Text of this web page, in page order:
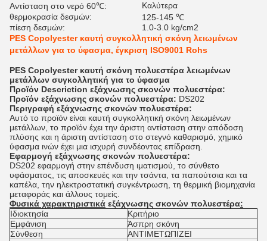
Αντίσταση στο νερό 60℃:
Καλύτερα
θερμοκρασία δεσμών:
125-145 ℃
πίεση δεσμών:
1.0-3.0 kg/cm2
PES Copolyester καυτή συγκολλητική σκόνη λειωμένων
μετάλλων για το ύφασμα, έγκριση ISO9001 Rohs
PES Copolyester καυτή σκόνη πολυεστέρα λειωμένων
μετάλλων συγκολλητική για το ύφασμα
Προϊόν Descriction εξάχνωσης σκονών πολυεστέρα:
Προϊόν εξάχνωσης σκονών πολυεστέρα: DS202
Περιγραφή εξάχνωσης σκονών πολυεστέρα:
Αυτό το προϊόν είναι καυτή συγκολλητική σκόνη λειωμένων
μετάλλων, το προϊόν έχει την άριστη αντίσταση στην απόδοση
πλύσης και η άριστη αντίσταση στο στεγνό καθαρισμό, χημικό
ύφασμα ινών έχει μια ισχυρή συνδέοντας επίδραση.
Εφαρμογή εξάχνωσης σκονών πολυεστέρα:
DS202 εφαρμογή στην επένδυση ιματισμού, το σύνθετο
υφάσματος, τις αποσκευές και την τσάντα, τα παπούτσια και τα
καπέλα, την ηλεκτροστατική συγκέντρωση, τη θερμική βιομηχανία
μεταφοράς και άλλους τομείς.
Φυσικά χαρακτηριστικά εξάχνωσης σκονών πολυεστέρα:
Ιδιοκτησία
Κριτήριο
Εμφάνιση
Άσπρη σκόνη
Σύνθεση
ΑΝΤΙΜΕΤΩΠΙΖΕΙ